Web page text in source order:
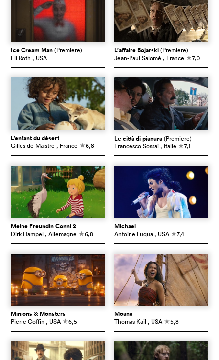
Ice Cream Man(Premiere)
Eli Roth , USA
L’affaire Bojarski(Premiere)
Jean-Paul Salomé , France c7,0
L’enfant du désert
Gilles de Maistre , France c6,8
Le città di pianura(Premiere)
Francesco Sossai , Italie c7,1
Meine Freundin Conni 2
Dirk Hampel , Allemagne c6,8
Michael
Antoine Fuqua , USA c7,4
Minions & Monsters
Pierre Coffin , USA c6,5
Moana
Thomas Kail , USA c5,8